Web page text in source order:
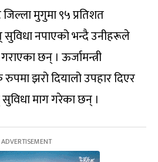
मुगुमा ९५ प्रतिशत
सुविधा नपाएको भन्दै उनीहरूले
छन् । ऊर्जामन्त्री
झरो दियालो उपहार दिएर
माग गरेका छन् ।